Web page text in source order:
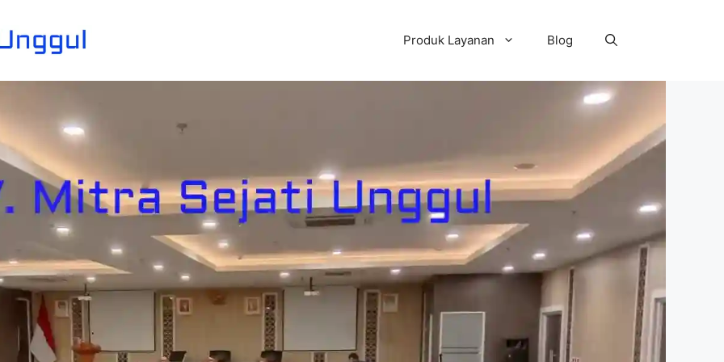
Produk Layanan Blog